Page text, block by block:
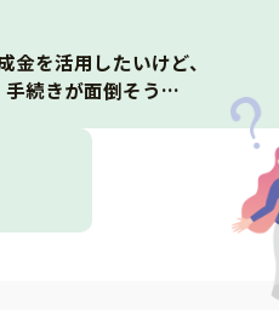
金を活用したいけど、
手続きが面倒そう…